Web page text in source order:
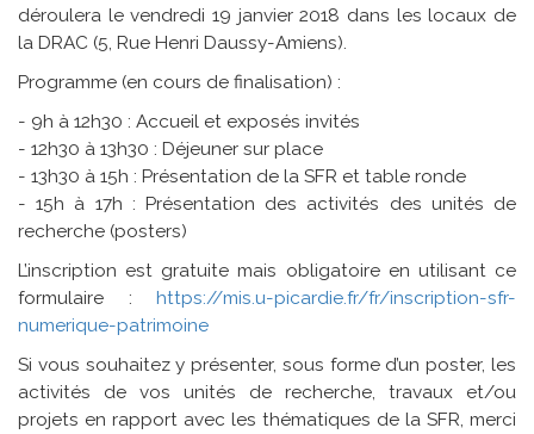
déroulera le vendredi 19 janvier 2018 dans les locaux de
la DRAC (5, Rue Henri Daussy-Amiens).
Programme (en cours de finalisation) :
- 9h à 12h30 : Accueil et exposés invités
- 12h30 à 13h30 : Déjeuner sur place
- 13h30 à 15h : Présentation de la SFR et table ronde
- 15h à 17h : Présentation des activités des unités de
recherche (posters)
L’inscription est gratuite mais obligatoire en utilisant ce
formulaire : https://mis.u-picardie.fr/fr/inscription-sfr-
numerique-patrimoine
Si vous souhaitez y présenter, sous forme d’un poster, les
activités de vos unités de recherche, travaux et/ou
projets en rapport avec les thématiques de la SFR, merci